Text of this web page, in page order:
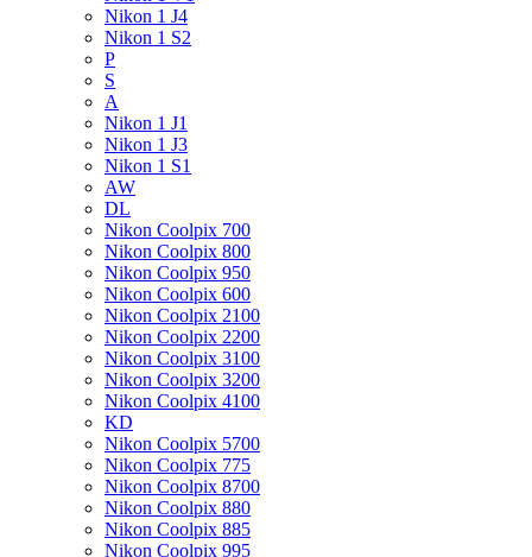
Nikon 1 J4
Nikon 1 S2
P
S
A
Nikon 1 J1
Nikon 1 J3
Nikon 1 S1
AW
DL
Nikon Coolpix 700
Nikon Coolpix 800
Nikon Coolpix 950
Nikon Coolpix 600
Nikon Coolpix 2100
Nikon Coolpix 2200
Nikon Coolpix 3100
Nikon Coolpix 3200
Nikon Coolpix 4100
KD
Nikon Coolpix 5700
Nikon Coolpix 775
Nikon Coolpix 8700
Nikon Coolpix 880
Nikon Coolpix 885
Nikon Coolpix 995